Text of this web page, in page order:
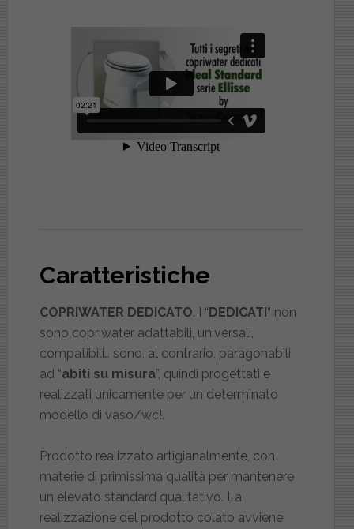
Caratteristiche
COPRIWATER DEDICATO. I “DEDICATI” non
sono copriwater adattabili, universali,
compatibili… sono, al contrario, paragonabili
ad “abiti su misura”, quindi progettati e
realizzati unicamente per un determinato
modello di vaso/wc!.
Prodotto realizzato artigianalmente, con
materie di primissima qualità per mantenere
un elevato standard qualitativo. La
realizzazione del prodotto colato avviene